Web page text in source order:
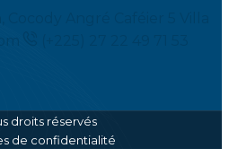
Cocody Angré Caféier 5 Villa
droits réservés
de confidentialité